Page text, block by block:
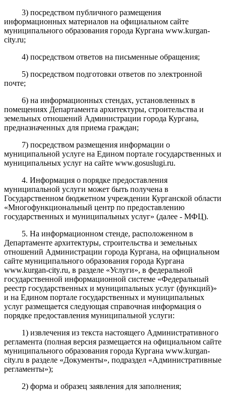
3) посредством публичного размещения
информационных материалов на официальном сайте
муниципального образования города Кургана www.kurgan-
city.ru;
4) посредством ответов на письменные обращения;
5) посредством подготовки ответов по электронной
почте;
6) на информационных стендах, установленных в
помещениях Департамента архитектуры, строительства и
земельных отношений Администрации города Кургана,
предназначенных для приема граждан;
7) посредством размещения информации о
муниципальной услуге на Едином портале государственных и
муниципальных услуг на сайте www.gosuslugi.ru.
4. Информация о порядке предоставления
муниципальной услуги может быть получена в
Государственном бюджетном учреждении Курганской области
«Многофункциональный центр по предоставлению
государственных и муниципальных услуг» (далее - МФЦ).
5. На информационном стенде, расположенном в
Департаменте архитектуры, строительства и земельных
отношений Администрации города Кургана, на официальном
сайте муниципального образования города Кургана
www.kurgan-city.ru, в разделе «Услуги», в федеральной
государственной информационной системе «Федеральный
реестр государственных и муниципальных услуг (функций)»
и на Едином портале государственных и муниципальных
услуг размещается следующая справочная информация о
порядке предоставления муниципальной услуги:
1) извлечения из текста настоящего Административного
регламента (полная версия размещается на официальном сайте
муниципального образования города Кургана www.kurgan-
city.ru в разделе «Документы», подраздел «Административные
регламенты»);
2) форма и образец заявления для заполнения;